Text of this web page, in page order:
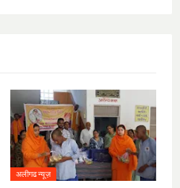
अलीगढ न्यूज़